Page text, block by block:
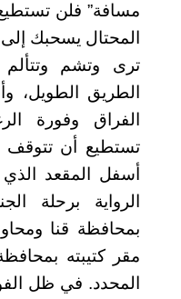
مسافة” فلن
المحتال يسحبك
ترى وتشم
الطريق الطويل،
الفراق وفورة
تستطيع أن تتوقف
أسفل المقعد
الرواية برحلة
بمحافظة قنا
مقر كتيبته
المحدد. في ظل